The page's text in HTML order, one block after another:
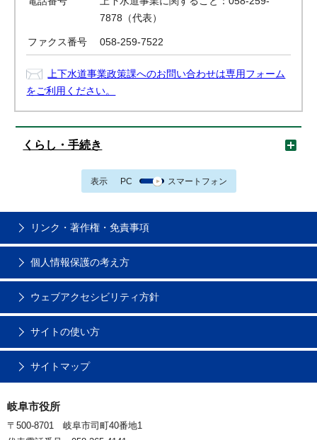
7878（代表）
ファクス番号 058-259-7522
上下水道事業政策課へのお問い合わせは専用フォーム
をご利用ください。
くらし・手続き
表示 PC スマートフォン
リンク・著作権・免責事項
個人情報保護の考え方
ウェブアクセシビリティ方針
サイトの使い方
サイトマップ
岐阜市役所
〒500-8701 岐阜市司町40番地1